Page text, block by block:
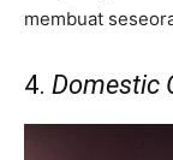
membuat
4. Domestic